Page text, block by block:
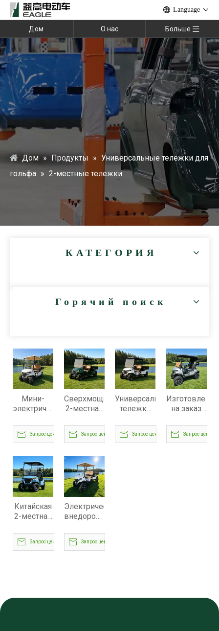
Language
Дом О нас Больше
Дом » Продукты » Универсальные тележки для
гольфа » 2-местные тележки
КАТЕГОРИЯ
Горячий поиск
Мини-
электрические
для
гольфа с
платформой
- EG202EH
Запрос цены
Сверхмощная
2-местная
тележка
для
грузовым
отсеком —
EG204EHCX
Запрос цены
Универсальная
тележка
гольфа с
грузовым
Запрос цены
на заказ
тележка
для
Запрос цены
Китайская
2-местная
тележка
для мини-
Запрос цены
Электрический
внедорожный
гольф-кар
с
Запрос цены